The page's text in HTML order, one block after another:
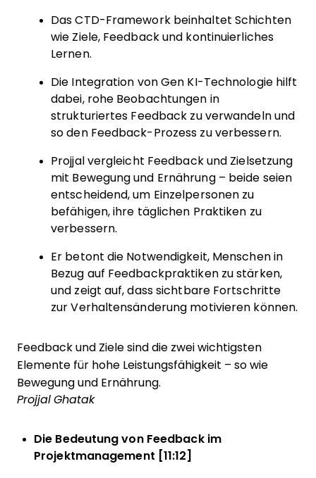
Das CTD-Framework beinhaltet Schichten
wie Ziele, Feedback und kontinuierliches
Lernen.
Die Integration von Gen KI-Technologie hilft
dabei, rohe Beobachtungen in
strukturiertes Feedback zu verwandeln und
so den Feedback-Prozess zu verbessern.
Projjal vergleicht Feedback und Zielsetzung
mit Bewegung und Ernährung – beide seien
entscheidend, um Einzelpersonen zu
befähigen, ihre täglichen Praktiken zu
verbessern.
Er betont die Notwendigkeit, Menschen in
Bezug auf Feedbackpraktiken zu stärken,
und zeigt auf, dass sichtbare Fortschritte
zur Verhaltensänderung motivieren können.
Feedback und Ziele sind die zwei wichtigsten
Elemente für hohe Leistungsfähigkeit – so wie
Bewegung und Ernährung.
Projjal Ghatak
Die Bedeutung von Feedback im
Projektmanagement [11:12]